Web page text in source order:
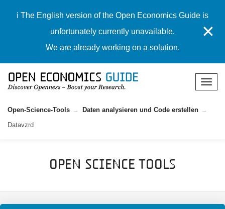
ℹ️ The English version of the Open Economics Guide is
unfortunately currently unavailable.
We are already working on a solution.
✕
Open-Science-Tools
Daten analysieren und Code erstellen
Datavzrd
Open Science Tools